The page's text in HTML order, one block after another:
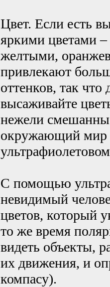
Цвет. Если есть
яркими цветами
желтыми,
привлекают
оттенков, так что
высаживайте
нежели
окружающий мир
С помощью
невидимый
цветов, который
то же время
видеть объекты,
их движения, и
компасу).